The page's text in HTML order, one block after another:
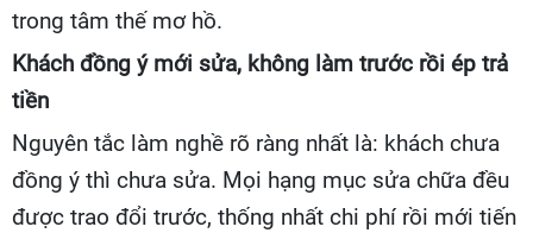
trong tâm thế mơ hồ.
Khách đồng ý mới sửa, không làm trước rồi ép trả
tiền
Nguyên tắc làm nghề rõ ràng nhất là: khách chưa
đồng ý thì chưa sửa. Mọi hạng mục sửa chữa đều
được trao đổi trước, thống nhất chi phí rồi mới tiến